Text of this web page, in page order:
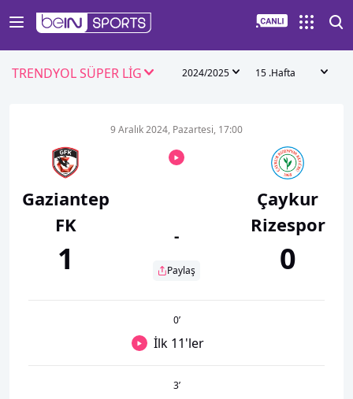
TRENDYOL SÜPER LİG 2024/2025 15 .Hafta
Gaziantep
FK
1
9 Aralık 2024, Pazartesi, 17:00
-
Paylaş
Çaykur
Rizespor
0
0’
İlk 11'ler
3’